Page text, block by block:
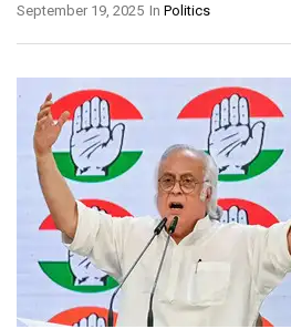
In Politics
September 19, 2025